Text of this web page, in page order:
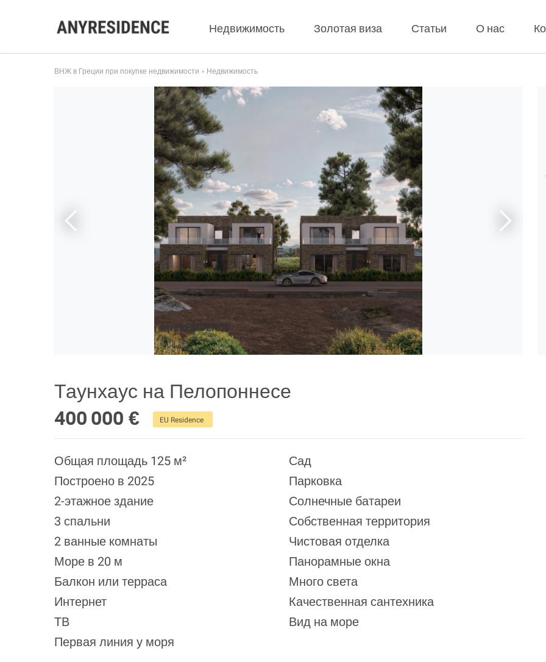
Недвижимость Золотая виза Статьи О нас
ВНЖ в Греции при покупке недвижимости Недвижимость
Таунхаус на Пелопоннесе
400 000 €
EU Residence
Общая площадь 125 м²
Построено в 2025
2-этажное здание
3 спальни
2 ванные комнаты
Море в 20 м
Балкон или терраса
Интернет
ТВ
Первая линия у моря
Сад
Парковка
Солнечные батареи
Собственная территория
Чистовая отделка
Панорамные окна
Много света
Качественная сантехника
Вид на море